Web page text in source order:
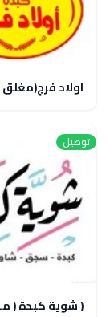
توصيل
(